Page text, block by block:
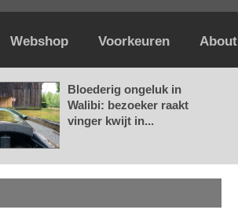
Webshop Voorkeuren About
Bloederig ongeluk in
Walibi: bezoeker raakt
vinger kwijt in...